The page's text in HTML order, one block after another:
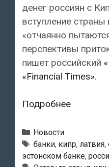
денег россиян с
вступление страны
«отчаянно
перспективы
пишет российский
«Financial Times».
Подробнее«Financial
объем
Рубрики
Новости
Метки
банки, кипр, латвия,
эстонском банке,